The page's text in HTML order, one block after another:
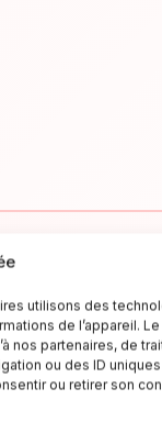
utilisons des
de l’appareil. Le
nos partenaires, de
ou des ID
ou retirer son
offerte